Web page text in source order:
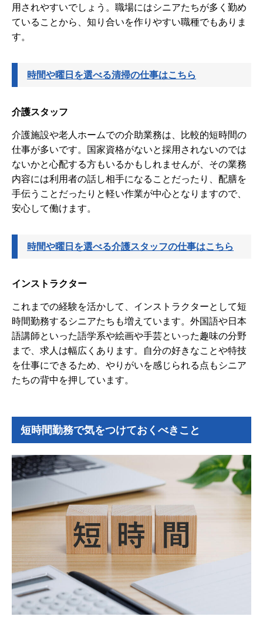
用されやすいでしょう。職場にはシニアたちが多く勤め
ていることから、知り合いを作りやすい職種でもありま
す。
時間や曜日を選べる清掃の仕事はこちら
介護スタッフ
介護施設や老人ホームでの介助業務は、比較的短時間の
仕事が多いです。国家資格がないと採用されないのでは
ないかと心配する方もいるかもしれませんが、その業務
内容には利用者の話し相手になることだったり、配膳を
手伝うことだったりと軽い作業が中心となりますので、
安心して働けます。
時間や曜日を選べる介護スタッフの仕事はこちら
インストラクター
これまでの経験を活かして、インストラクターとして短
時間勤務するシニアたちも増えています。外国語や日本
語講師といった語学系や絵画や手芸といった趣味の分野
まで、求人は幅広くあります。自分の好きなことや特技
を仕事にできるため、やりがいを感じられる点もシニア
たちの背中を押しています。
短時間勤務で気をつけておくべきこと